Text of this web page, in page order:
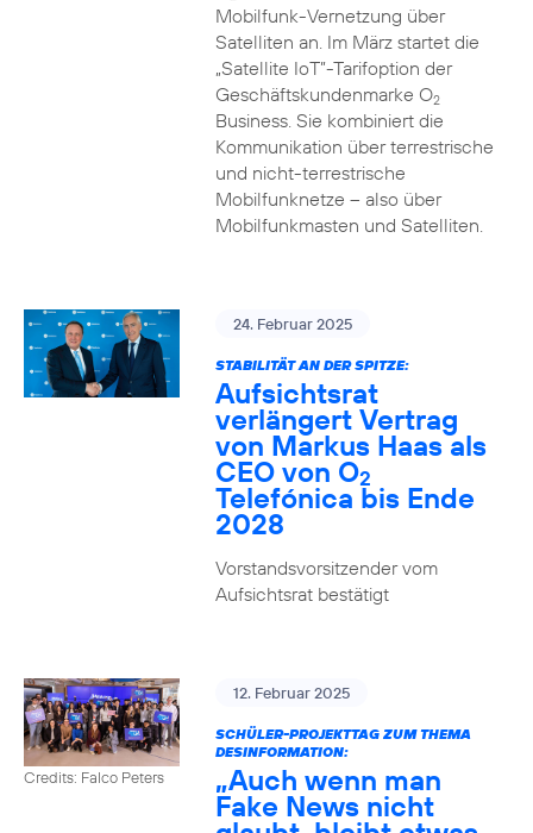
Mobilfunk-Vernetzung über
Satelliten an. Im März startet die
„Satellite IoT”-Tarifoption der
Geschäftskundenmarke O2
Business. Sie kombiniert die
Kommunikation über terrestrische
und nicht-terrestrische
Mobilfunknetze – also über
Mobilfunkmasten und Satelliten.
24. Februar 2025
STABILITÄT AN DER SPITZE:
Aufsichtsrat
verlängert Vertrag
von Markus Haas als
CEO von O2
Telefónica bis Ende
2028
Vorstandsvorsitzender vom
Aufsichtsrat bestätigt
Credits: Falco Peters
12. Februar 2025
SCHÜLER-PROJEKTTAG ZUM THEMA
DESINFORMATION:
„Auch wenn man
Fake News nicht